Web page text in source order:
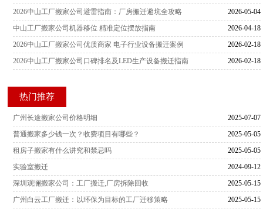
2026-05-04
2026中山工厂搬家公司避雷指南：厂房搬迁避坑全攻略
2026-04-18
中山工厂搬家公司机器移位 精准定位摆放指南
2026-02-18
2026中山工厂搬家公司优质商家 电子行业设备搬迁案例
2026-02-18
2026中山工厂搬家公司口碑排名及LED生产设备搬迁指南
热门推荐
2025-07-07
广州长途搬家公司价格明细
2025-05-05
普通搬家多少钱一次？收费项目有哪些？
2025-05-05
租房子搬家有什么讲究和禁忌吗
2024-09-12
实验室搬迁
2025-05-15
深圳观澜搬家公司：工厂搬迁,厂房拆除回收
2025-05-15
广州白云工厂搬迁：以环保为目标的工厂迁移策略